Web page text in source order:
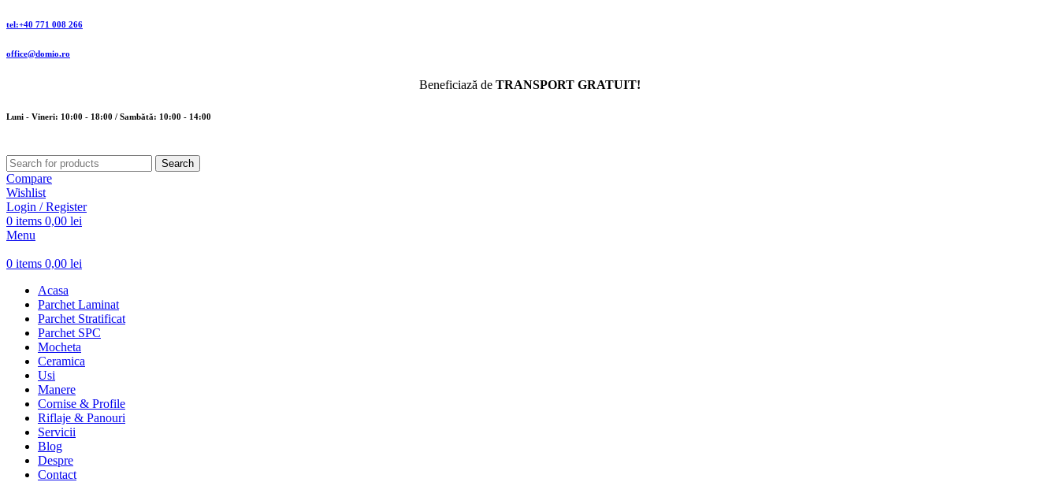
tel:+40 771 008 266
office@domio.ro
Beneficiază de TRANSPORT GRATUIT!
Luni - Vineri: 10:00 - 18:00 / Sambătă: 10:00 - 14:00
Search
Compare
Wishlist
Login / Register
0 items 0,00 lei
Menu
0 items 0,00 lei
Acasa
Parchet Laminat
Parchet Stratificat
Parchet SPC
Mocheta
Ceramica
Usi
Manere
Cornise & Profile
Riflaje & Panouri
Servicii
Blog
Despre
Contact